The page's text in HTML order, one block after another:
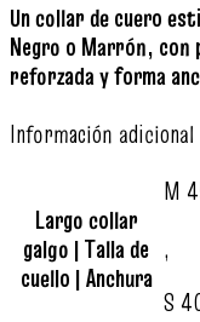
Un collar de cuero
Negro o Marrón,
reforzada y forma
Información adicional
Largo collar
galgo | Talla de
cuello | Anchura
M
,
S